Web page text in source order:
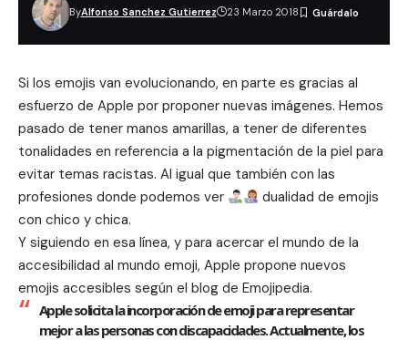
ByAlfonso Sanchez Gutierrez 23 Marzo 2018
Si los emojis van evolucionando, en parte es gracias al
esfuerzo de Apple por proponer nuevas imágenes. Hemos
pasado de tener manos amarillas, a tener de diferentes
tonalidades en referencia a la pigmentación de la piel para
evitar temas racistas. Al igual que también con las
profesiones donde podemos ver
dualidad de emojis
con chico y chica.
Y siguiendo en esa línea, y para acercar el mundo de la
accesibilidad al mundo emoji, Apple propone nuevos
emojis accesibles según el blog de Emojipedia.
Apple solicita la incorporación de emoji para representar
mejor a las personas con discapacidades.Actualmente, los